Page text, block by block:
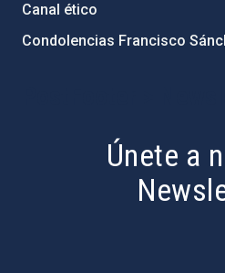
Canal ético
Condolencias Francisco
Únete a